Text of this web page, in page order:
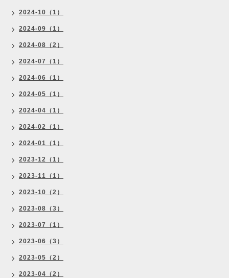
2024-10（1）
2024-09（1）
2024-08（2）
2024-07（1）
2024-06（1）
2024-05（1）
2024-04（1）
2024-02（1）
2024-01（1）
2023-12（1）
2023-11（1）
2023-10（2）
2023-08（3）
2023-07（1）
2023-06（3）
2023-05（2）
2023-04（2）